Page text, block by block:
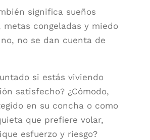
significa sueños
metas congeladas y miedo
no se dan cuenta de
si estás viviendo
satisfecho? ¿Cómodo,
en su concha o como
que prefiere volar,
esfuerzo y riesgo?